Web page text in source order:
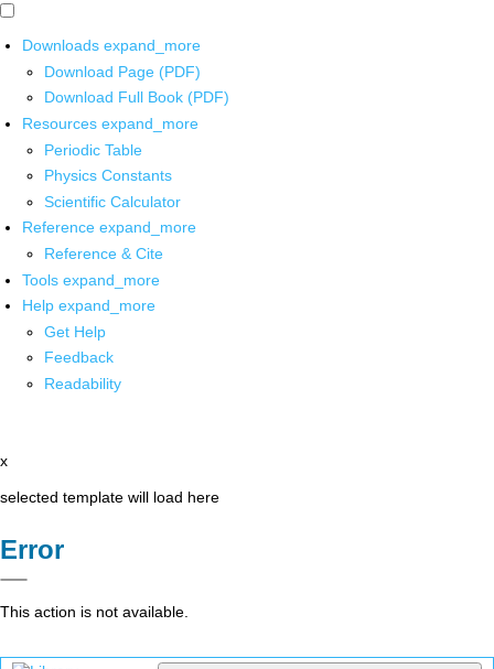
Downloads expand_more
Download Page (PDF)
Download Full Book (PDF)
Resources expand_more
Periodic Table
Physics Constants
Scientific Calculator
Reference expand_more
Reference & Cite
Tools expand_more
Help expand_more
Get Help
Feedback
Readability
x
selected template will load here
Error
This action is not available.